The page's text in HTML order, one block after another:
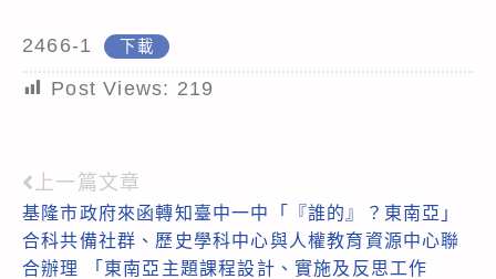
2466-1 下載
Post Views: 219
Read
more
articles
上一篇文章
基隆市政府來函轉知臺中一中「『誰的』？東南亞」
合科共備社群、歷史學科中心與人權教育資源中心聯
合辦理 「東南亞主題課程設計、實施及反思工作